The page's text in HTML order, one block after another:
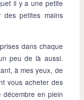
il y a une petite
des petites mains
dans chaque
peu de là aussi.
à mes yeux, de
vous acheter des
décembre en plein